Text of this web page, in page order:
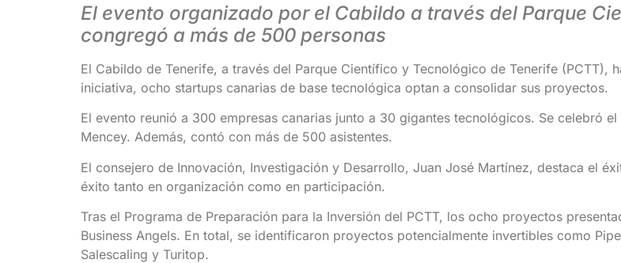
El evento organizado por el Cabildo a través del Parque
congregó a más de 500 personas
El Cabildo de Tenerife, a través del Parque Científico y Tecnológico de Tenerife (PCTT),
iniciativa, ocho startups canarias de base tecnológica optan a consolidar sus proyectos.
El evento reunió a 300 empresas canarias junto a 30 gigantes tecnológicos. Se celebró
Mencey. Además, contó con más de 500 asistentes.
El consejero de Innovación, Investigación y Desarrollo, Juan José Martínez, destaca el
éxito tanto en organización como en participación.
Tras el Programa de Preparación para la Inversión del PCTT, los ocho proyectos
Business Angels. En total, se identificaron proyectos potencialmente invertibles como
Salescaling y Turitop.